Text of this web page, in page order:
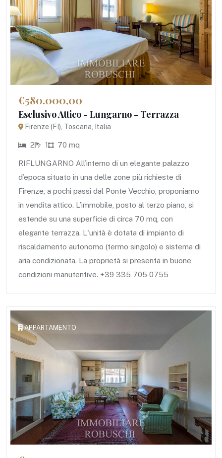
€580.000,00
Esclusivo Attico - Lungarno - Terrazza
Firenze (FI), Toscana, Italia
2 1 70 mq
RIFLUNGARNO All’interno di un elegante palazzo
d’epoca situato in una delle zone più richieste di
Firenze, a pochi passi dal Ponte Vecchio, proponiamo
in vendita attico. L’immobile, posto al terzo piano, si
estende su una superficie di circa 70 mq, con
elegante terrazza. L'unità è dotata di impianto di
riscaldamento autonomo (termo singolo) e sistema di
aria condizionata. La proprietà si presenta in buone
condizioni manutentive. +39 335 705 0755
APPARTAMENTO